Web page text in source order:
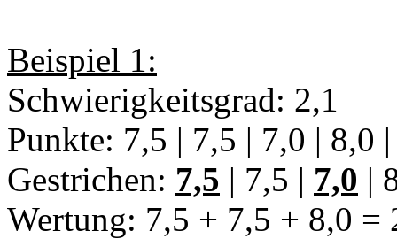
Beispiel 1:
Schwierigkeitsgrad: 2,1
Punkte: 7,5 | 7,5 | 7,0 | 8,0
Gestrichen: 7,5 | 7,5 | 7,0 |
Wertung: 7,5 + 7,5 + 8,0 =